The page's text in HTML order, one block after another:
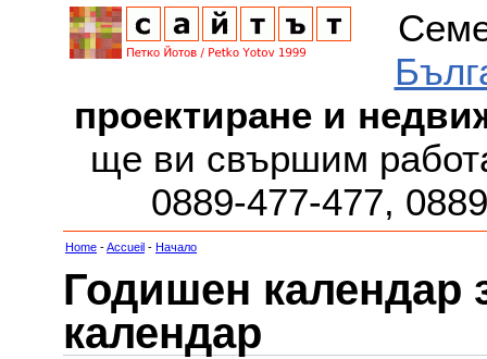
проектиране и
ще ви свършим
0889-477-477,
Home -Accueil - Начало
Годишен календар
календар